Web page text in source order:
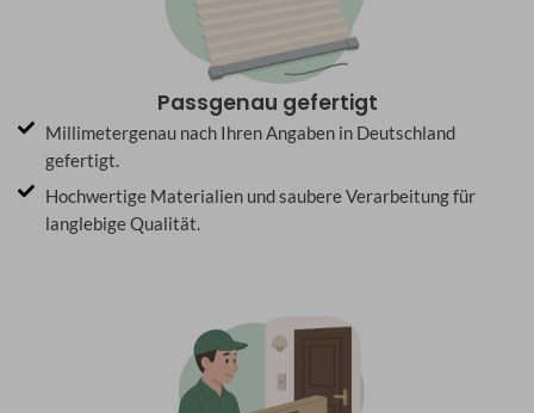
Passgenau gefertigt
Millimetergenau nach Ihren Angaben in Deutschland
gefertigt.
Hochwertige Materialien und saubere Verarbeitung für
langlebige Qualität.